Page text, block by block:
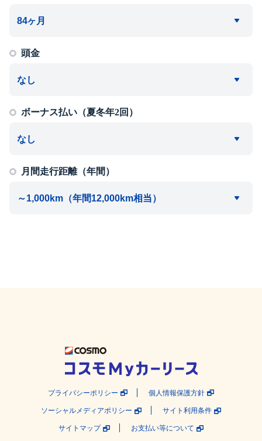
頭金
ボーナス払い（夏冬年2回）
月間走行距離（年間）
プライバシーポリシー 個人情報保護方針
ソーシャルメディアポリシー サイト利用条件
サイトマップ お支払い等について